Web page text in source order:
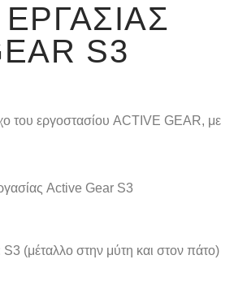
S3
του εργοστασίου ACTIVE GEAR, με
Active Gear S3
(μέταλλο στην μύτη και στον πάτο)